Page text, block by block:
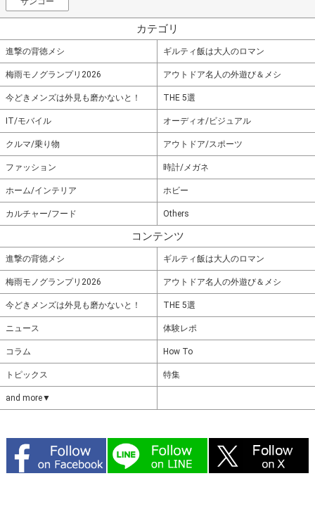
カテゴリ
進撃の背徳メシ ギルティ飯は大人のロマン
梅雨モノグランプリ2026 アウトドア名人の外遊び＆メシ
今どきメンズは外見も磨かないと！ THE 5選
IT/モバイル オーディオ/ビジュアル
クルマ/乗り物 アウトドア/スポーツ
ファッション 時計/メガネ
ホーム/インテリア ホビー
カルチャー/フード Others
コンテンツ
進撃の背徳メシ ギルティ飯は大人のロマン
梅雨モノグランプリ2026 アウトドア名人の外遊び＆メシ
今どきメンズは外見も磨かないと！ THE 5選
ニュース 体験レポ
コラム How To
トピックス 特集
and more▼